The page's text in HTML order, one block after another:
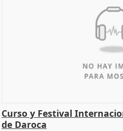
Curso y Festival
de Daroca